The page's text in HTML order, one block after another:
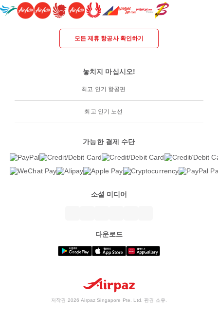
모든 제휴 항공사 확인하기
놓치지 마십시오!
최고 인기 항공편
최고 인기 노선
가능한 결제 수단
소셜 미디어
다운로드
저작권 2026 Airpaz Singapore Pte. Ltd. 판권 소유.